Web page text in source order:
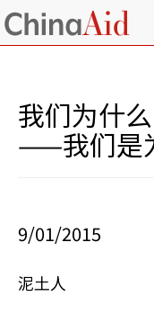
我们为什
——我们是
9/01/2015
泥土人